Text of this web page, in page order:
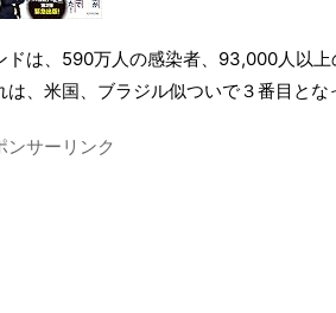
ドは、590万人の感染者、93,000人以上
は、米国、ブラジル似ついで３番目とな
ンサーリンク